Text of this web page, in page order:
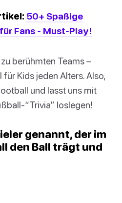
50+ Spaßige
Fans - Must-Play!
berühmten Teams –
Kids jeden Alters. Also,
und lasst uns mit
“Trivia” loslegen!
genannt, der im
den Ball trägt und